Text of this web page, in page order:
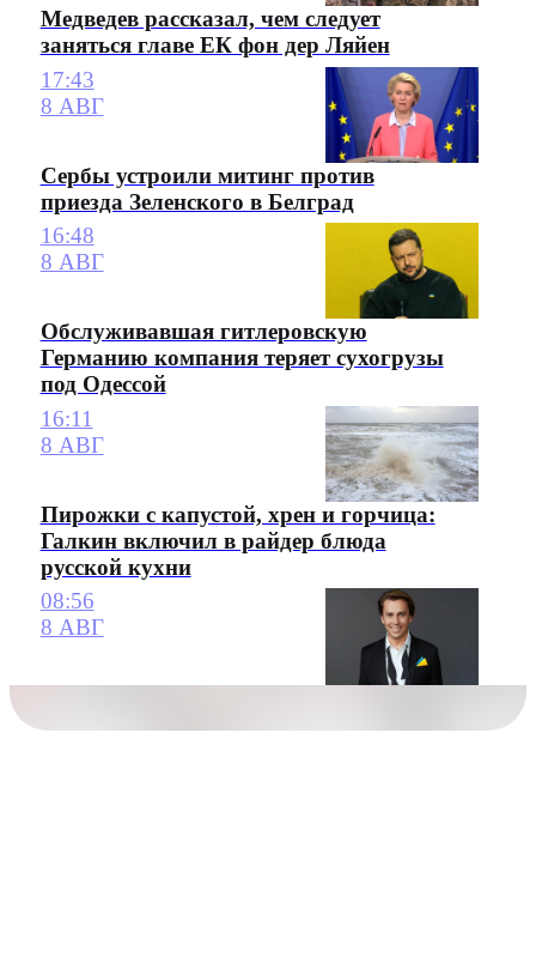
Медведев рассказал, чем следует
заняться главе ЕК фон дер Ляйен
17:43
8 АВГ
Сербы устроили митинг против
приезда Зеленского в Белград
16:48
8 АВГ
Обслуживавшая гитлеровскую
Германию компания теряет сухогрузы
под Одессой
16:11
8 АВГ
Пирожки с капустой, хрен и горчица:
Галкин включил в райдер блюда
русской кухни
08:56
8 АВГ